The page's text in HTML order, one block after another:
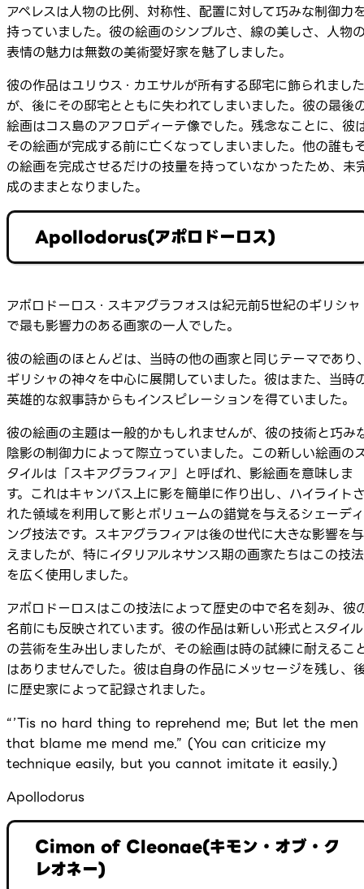
アペレスは人物の比例、対称性、配置に対して巧みな制御力
持っていました。彼の絵画のシンプルさ、線の美しさ、人物
表情の魅力は無数の美術愛好家を魅了しました。
彼の作品はユリウス・カエサルが所有する邸宅に飾られました
が、後にその邸宅とともに失われてしまいました。彼の最後
絵画はコス島のアフロディーテ像でした。残念なことに、彼
その絵画が完成する前に亡くなってしまいました。他の誰も
の絵画を完成させるだけの技量を持っていなかったため、未
成のままとなりました。
Apollodorus(アポロドーロス)
アポロドーロス・スキアグラフォスは紀元前5世紀のギリシャ
で最も影響力のある画家の一人でした。
彼の絵画のほとんどは、当時の他の画家と同じテーマであり
ギリシャの神々を中心に展開していました。彼はまた、当時
英雄的な叙事詩からもインスピレーションを得ていました。
彼の絵画の主題は一般的かもしれませんが、彼の技術と巧み
陰影の制御力によって際立っていました。この新しい絵画の
タイルは「スキアグラフィア」と呼ばれ、影絵画を意味しま
す。これはキャンバス上に影を簡単に作り出し、ハイライト
れた領域を利用して影とボリュームの錯覚を与えるシェーディ
ング技法です。スキアグラフィアは後の世代に大きな影響を与
えましたが、特にイタリアルネサンス期の画家たちはこの技法
を広く使用しました。
アポロドーロスはこの技法によって歴史の中で名を刻み、彼
名前にも反映されています。彼の作品は新しい形式とスタイル
の芸術を生み出しましたが、その絵画は時の試練に耐えるこ
はありませんでした。彼は自身の作品にメッセージを残し、
に歴史家によって記録されました。
“’Tis no hard thing to reprehend me; But let the men
that blame me mend me.” (You can criticize my
technique easily, but you cannot imitate it easily.)
Apollodorus
Cimon of Cleonae(キモン・オブ・ク
レオネー)